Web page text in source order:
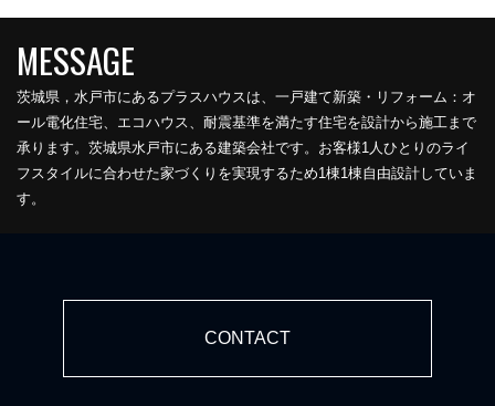
茨城県，水戸市にあるプラスハウスは、一戸建て新築・リフォーム：オ
ール電化住宅、エコハウス、耐震基準を満たす住宅を設計から施工まで
承ります。茨城県水戸市にある建築会社です。お客様1人ひとりのライ
フスタイルに合わせた家づくりを実現するため1棟1棟自由設計していま
す。
CONTACT